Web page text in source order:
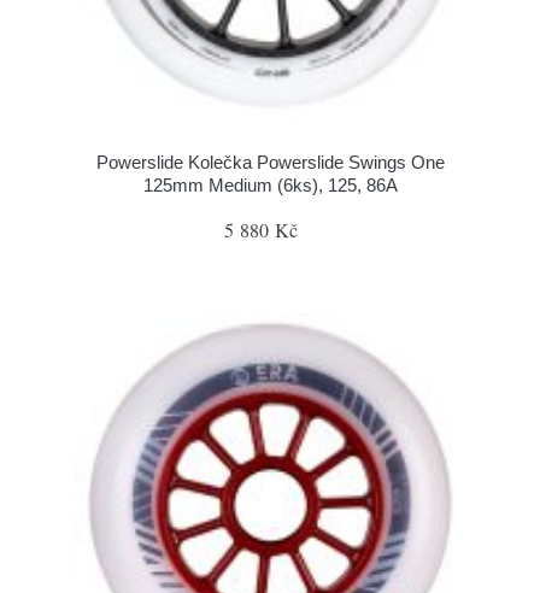
Powerslide Kolečka Powerslide Swings One
125mm Medium (6ks), 125, 86A
5 880 Kč